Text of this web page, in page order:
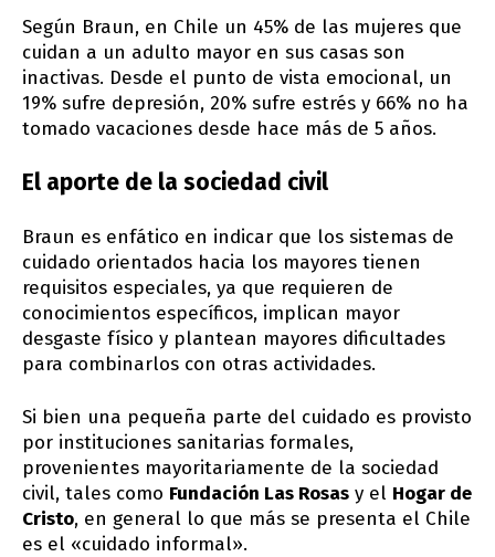
Según Braun, en Chile un 45% de las mujeres que
cuidan a un adulto mayor en sus casas son
inactivas. Desde el punto de vista emocional, un
19% sufre depresión, 20% sufre estrés y 66% no ha
tomado vacaciones desde hace más de 5 años.
El aporte de la sociedad civil
Braun es enfático en indicar que los sistemas de
cuidado orientados hacia los mayores tienen
requisitos especiales, ya que requieren de
conocimientos específicos, implican mayor
desgaste físico y plantean mayores dificultades
para combinarlos con otras actividades.
Si bien una pequeña parte del cuidado es provisto
por instituciones sanitarias formales,
provenientes mayoritariamente de la sociedad
civil, tales como Fundación Las Rosas y el Hogar de
Cristo, en general lo que más se presenta el Chile
es el «cuidado informal».